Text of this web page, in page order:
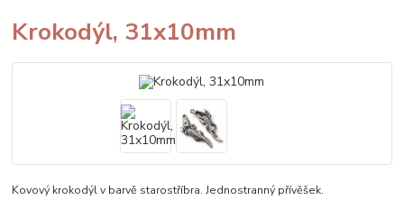
Krokodýl, 31x10mm
Kovový krokodýl v barvě starostříbra. Jednostranný přívěšek.